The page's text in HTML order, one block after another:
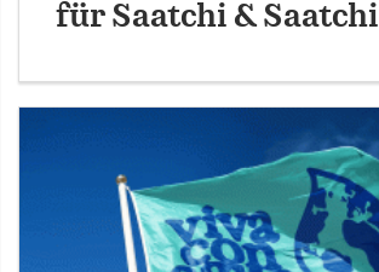
für Saatchi & Saatchi